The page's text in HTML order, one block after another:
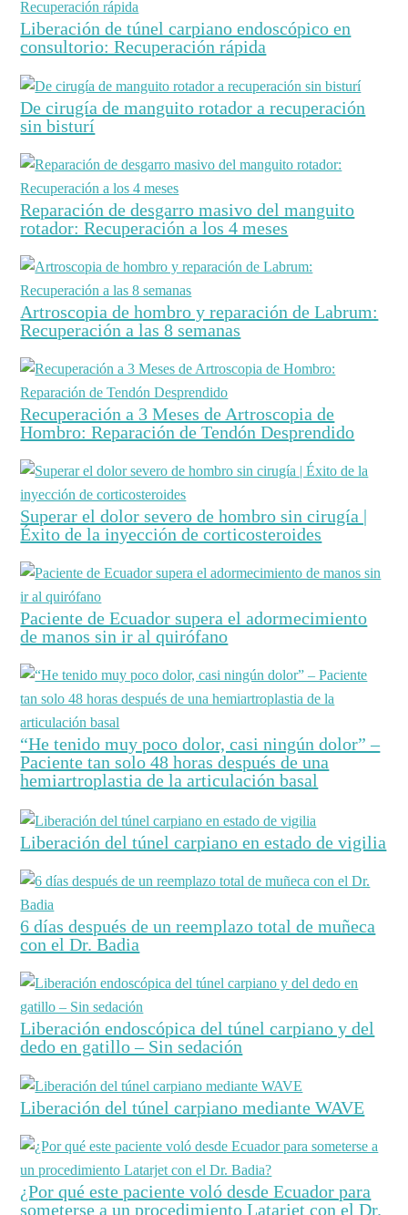
Liberación de túnel carpiano endoscópico en
consultorio: Recuperación rápida
De cirugía de manguito rotador a recuperación
sin bisturí
Reparación de desgarro masivo del manguito
rotador: Recuperación a los 4 meses
Artroscopia de hombro y reparación de Labrum:
Recuperación a las 8 semanas
Recuperación a 3 Meses de Artroscopia de
Hombro: Reparación de Tendón Desprendido
Superar el dolor severo de hombro sin cirugía |
Éxito de la inyección de corticosteroides
Paciente de Ecuador supera el adormecimiento
de manos sin ir al quirófano
“He tenido muy poco dolor, casi ningún dolor” –
Paciente tan solo 48 horas después de una
hemiartroplastia de la articulación basal
Liberación del túnel carpiano en estado de vigilia
6 días después de un reemplazo total de muñeca
con el Dr. Badia
Liberación endoscópica del túnel carpiano y del
dedo en gatillo – Sin sedación
Liberación del túnel carpiano mediante WAVE
¿Por qué este paciente voló desde Ecuador para
someterse a un procedimiento Latarjet con el Dr.